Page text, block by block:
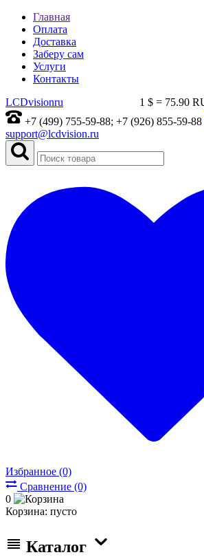
Главная
Оплата
Доставка
Заберу сам
Услуги
Контакты
1 $ = 75.90
LCDvisionru
+7 (499) 755-59-88; +7 (926) 855-59-88
support@lcdvision.ru
Избранное (0)
Сравнение (0)
0
Корзина: пусто
Каталог